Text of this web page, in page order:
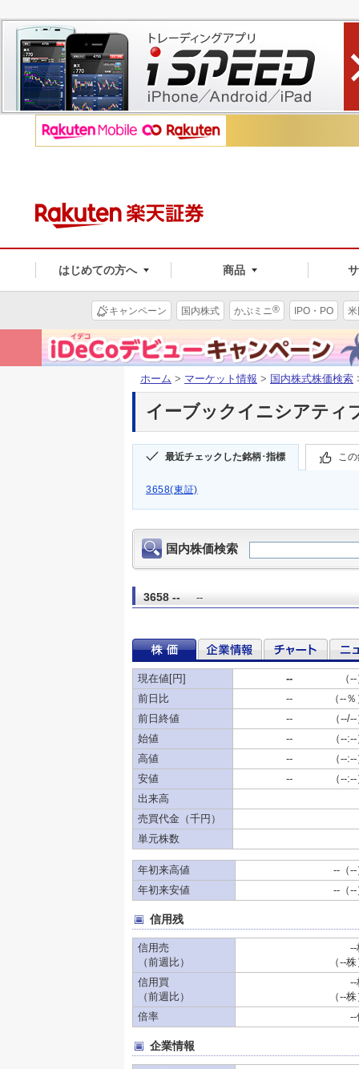
はじめての方へ 商品
キャンペーン 国内株式 かぶミニ® IPO・PO
ホーム > マーケット情報 > 国内株式株価検索
イーブックイニシアティ
最近チェックした銘柄･指標 こ
3658(東証)